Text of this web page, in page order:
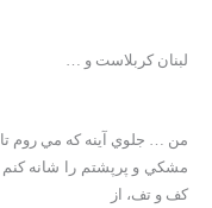
لبنان کربلاست و …
من … جلوي آينه که مي روم
مشکي و پرپشتم را شانه
کف و تف، از